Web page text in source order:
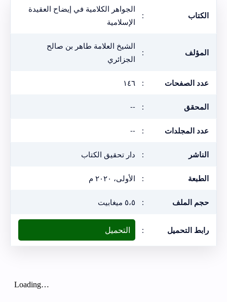
الكتاب :
الجواهر الكلامية في إيضاح العقيدة
الإسلامية
المؤلف :
الشيخ العلامة طاهر بن صالح
الجزائري
عدد الصفحات : ١٤٦
المحقق :
--
عدد المجلدات :
--
الناشر : دار تحقيق الكتاب
الطبعة : الأولى، ٢٠٢٠ م
حجم الملف : ٥،٥ ميغابيت
رابط التحميل : التحميل